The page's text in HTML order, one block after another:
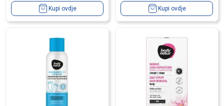
Kupi ovdje Kupi ovdje